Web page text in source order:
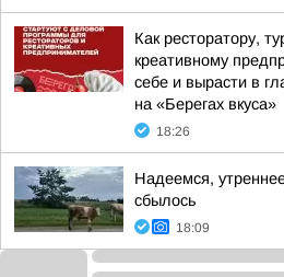
Как ресторатору,
креативному
себе и вырасти в
на «Берегах вкуса»
18:26
Надеемся,
сбылось
18:09